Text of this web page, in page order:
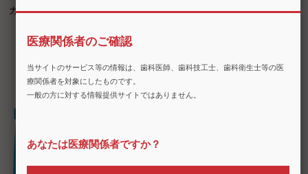
カチャカ
クラプロックス
クイージー
HYDROSONIC
EASY)
クラプロックス
BLACK IS
医療関係者のご確認
当サイトのサービス等の情報は、歯科医師、歯科技工士、歯科衛生士等の医
療関係者を対象にしたものです。
一般の方に対する情報提供サイトではありません。
あなたは医療関係者ですか？